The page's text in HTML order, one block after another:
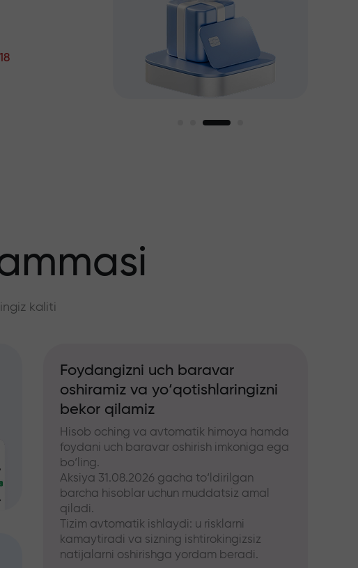
kaliti
Foydangizni uch baravar
oshiramiz va yo‘qotishlaringizni
bekor qilamiz
Hisob oching va avtomatik himoya hamda
foydani uch baravar oshirish imkoniga ega
bo‘ling.
Aksiya 31.08.2026 gacha to‘ldirilgan
barcha hisoblar uchun muddatsiz amal
qiladi.
Tizim avtomatik ishlaydi: u risklarni
kamaytiradi va sizning ishtirokingizsiz
natijalarni oshirishga yordam beradi.